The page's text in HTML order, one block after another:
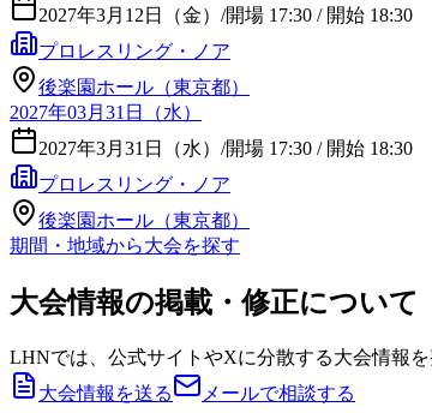
2027年3月12日（金） /開場 17:30 / 開始 18:30
プロレスリング・ノア
後楽園ホール（東京都）
2027年03月31日（水）
2027年3月31日（水） /開場 17:30 / 開始 18:30
プロレスリング・ノア
後楽園ホール（東京都）
期間・地域から大会を探す
大会情報の掲載・修正について
LHNでは、公式サイトやXに分散する大会情報
大会情報を送る
メールで相談する